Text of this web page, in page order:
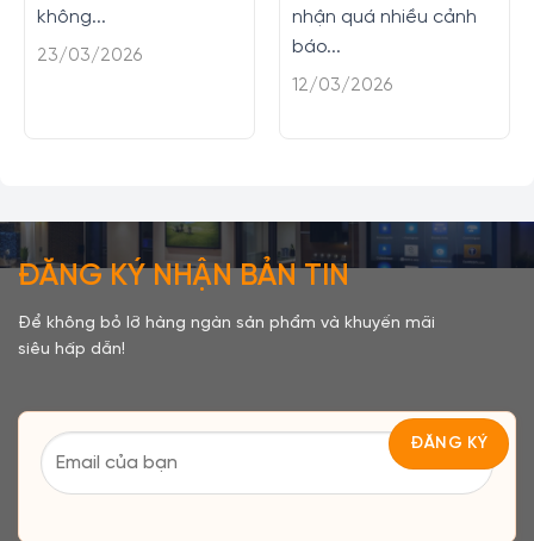
không...
23/03/2026
nhận quá nhiều cảnh
báo...
12/03/2026
ĐĂNG KÝ NHẬN BẢN TIN
Để không bỏ lỡ hàng ngàn sản phẩm và khuyến mãi
siêu hấp dẫn!